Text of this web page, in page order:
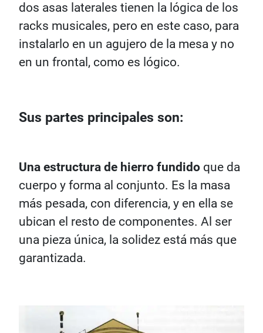
dos asas laterales tienen la lógica de los
racks musicales, pero en este caso, para
instalarlo en un agujero de la mesa y no
en un frontal, como es lógico.
Sus partes principales son:
Una estructura de hierro fundido que da
cuerpo y forma al conjunto. Es la masa
más pesada, con diferencia, y en ella se
ubican el resto de componentes. Al ser
una pieza única, la solidez está más que
garantizada.